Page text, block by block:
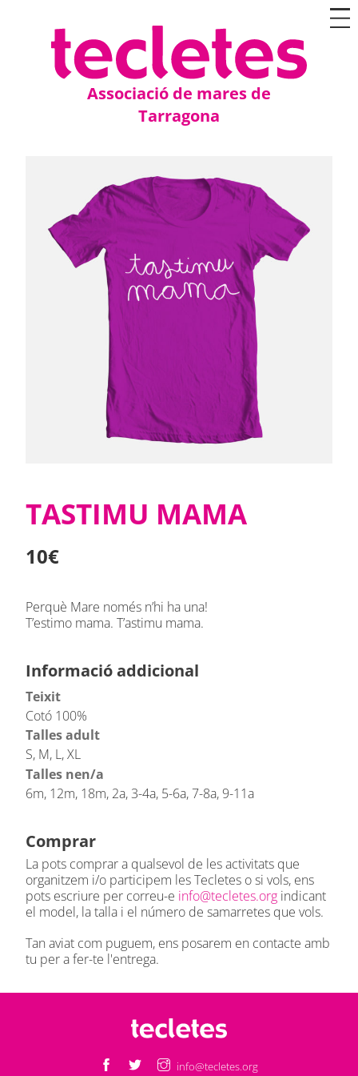
Associació de mares de
Tarragona
TASTIMU MAMA
10€
Perquè Mare només n’hi ha una!
T’estimo mama. T’astimu mama.
Informació addicional
Teixit
Cotó 100%
Talles adult
S, M, L, XL
Talles nen/a
6m, 12m, 18m, 2a, 3-4a, 5-6a, 7-8a, 9-11a
Comprar
La pots comprar a qualsevol de les activitats que
organitzem i/o participem les Tecletes o si vols, ens
pots escriure per correu-e info@tecletes.org indicant
el model, la talla i el número de samarretes que vols.
Tan aviat com puguem, ens posarem en contacte amb
tu per a fer-te l'entrega.
info@tecletes.org